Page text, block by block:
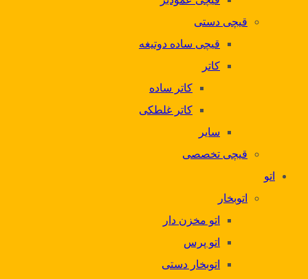
قیچی دستی
قیچی ساده دوتیغه
کاتر
کاتر ساده
کاتر غلطکی
سایر
قیچی تخصصی
اتو
اتوبخار
اتو مخزن دار
اتو پرس
اتوبخار دستی